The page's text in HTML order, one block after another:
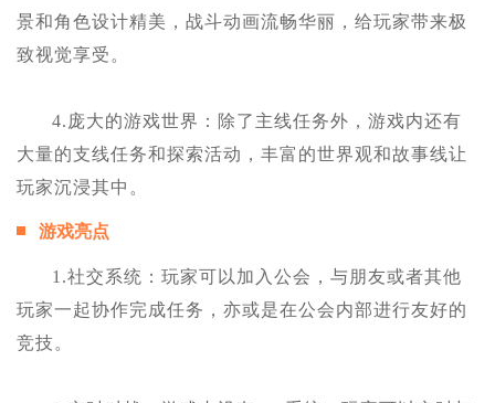
景和角色设计精美，战斗动画流畅华丽，给玩家带来极
致视觉享受。
4.庞大的游戏世界：除了主线任务外，游戏内还有
大量的支线任务和探索活动，丰富的世界观和故事线让
玩家沉浸其中。
游戏亮点
1.社交系统：玩家可以加入公会，与朋友或者其他
玩家一起协作完成任务，亦或是在公会内部进行友好的
竞技。